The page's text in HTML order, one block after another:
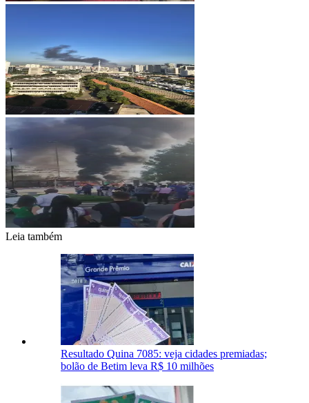
Leia também
Resultado Quina 7085: veja cidades premiadas;
bolão de Betim leva R$ 10 milhões